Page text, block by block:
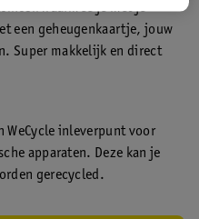
waarmee je met je
een geheugenkaartje, jouw
Super makkelijk en direct
WeCycle inleverpunt voor
apparaten. Deze kan je
gerecycled.